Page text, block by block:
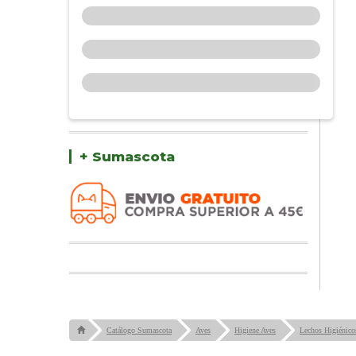
+ Sumascota
Catálogo Sumascota Aves Higiene Aves Lechos